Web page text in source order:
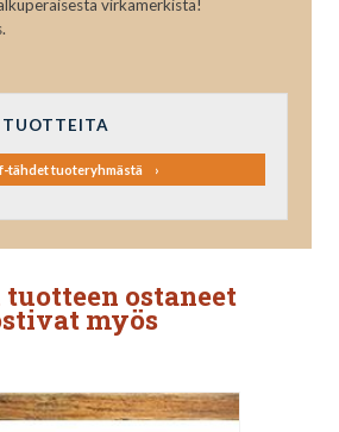
virkamerkistä!
tähdet tuoteryhmästä
tuotteen ostaneet
myös